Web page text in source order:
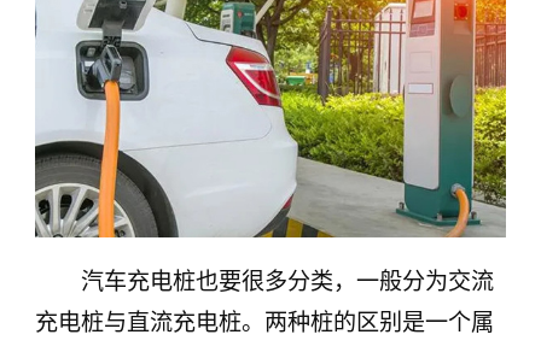
汽车充电桩也要很多分类，一般分为交流
充电桩与直流充电桩。两种桩的区别是一个属